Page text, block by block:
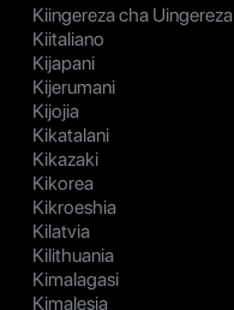
Kiingereza cha Uingereza
Kiitaliano
Kijapani
Kijerumani
Kijojia
Kikatalani
Kikazaki
Kikorea
Kikroeshia
Kilatvia
Kilithuania
Kimalagasi
Kimalesia